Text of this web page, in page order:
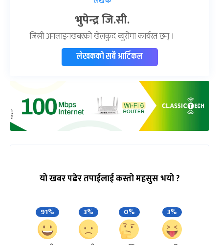
भुपेन्द्र जि.सी.
जिसी अनलाइनखबरको खेलकुद ब्युरोमा कार्यरत छन् ।
लेखकको सबै आर्टिकल
यो खबर पढेर तपाईलाई कस्तो महसुस भयो ?
91% 3% 0% 3%